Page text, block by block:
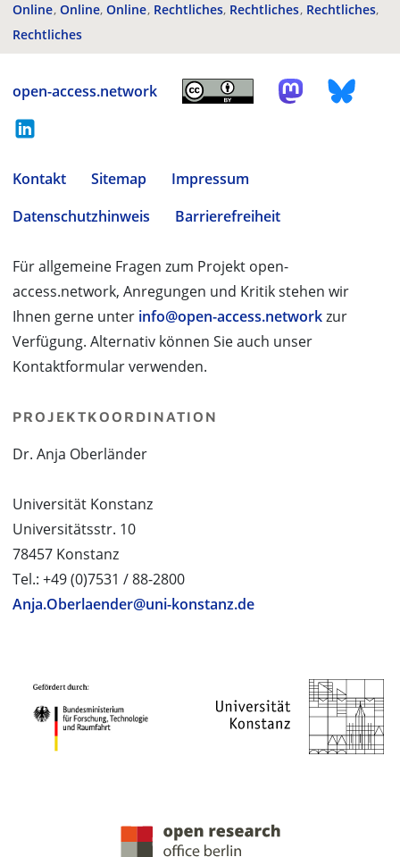
Online Online Online Rechtliches Rechtliches Rechtliches
Rechtliches
open-access.network
Kontakt Sitemap
Impressum
Datenschutzhinweis
Barrierefreiheit
Für allgemeine Fragen zum Projekt open-
access.network, Anregungen und Kritik stehen wir
Ihnen gerne unter info@open-access.networkzur
Verfügung. Alternativ können Sie auch unser
Kontaktformular verwenden.
PROJEKTKOORDINATION
Dr. Anja Oberländer
Universität Konstanz
Universitätsstr. 10
78457 Konstanz
Tel.: +49 (0)7531 / 88-2800
Anja.Oberlaender@uni-konstanz.de